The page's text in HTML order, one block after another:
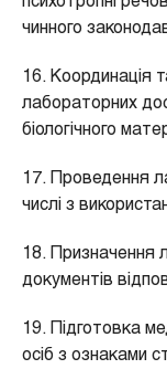
чинного
16. Координація
лабораторних
біологічного
17. Проведення
числі з
18. Призначення
документів
19. Підготовка
осіб з ознаками